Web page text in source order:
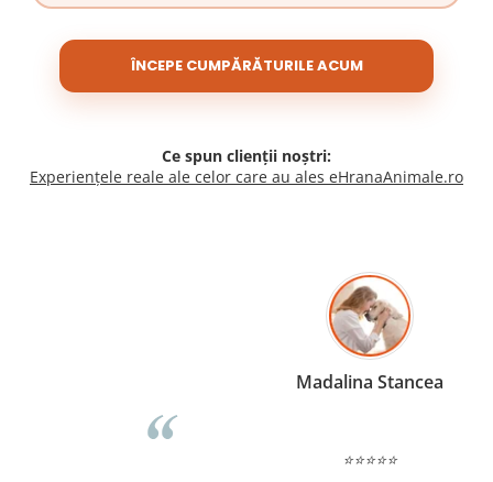
ÎNCEPE CUMPĂRĂTURILE ACUM
Ce spun clienții noștri:
Experiențele reale ale celor care au ales eHranaAnimale.ro
Madalina Stancea